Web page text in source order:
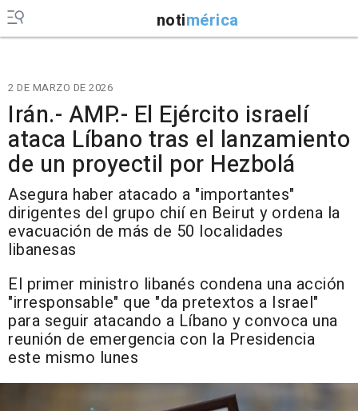
notimérica
2 DE MARZO DE 2026
Irán.- AMP.- El Ejército israelí
ataca Líbano tras el lanzamiento
de un proyectil por Hezbolá
Asegura haber atacado a "importantes"
dirigentes del grupo chií en Beirut y ordena la
evacuación de más de 50 localidades
libanesas
El primer ministro libanés condena una acción
"irresponsable" que "da pretextos a Israel"
para seguir atacando a Líbano y convoca una
reunión de emergencia con la Presidencia
este mismo lunes